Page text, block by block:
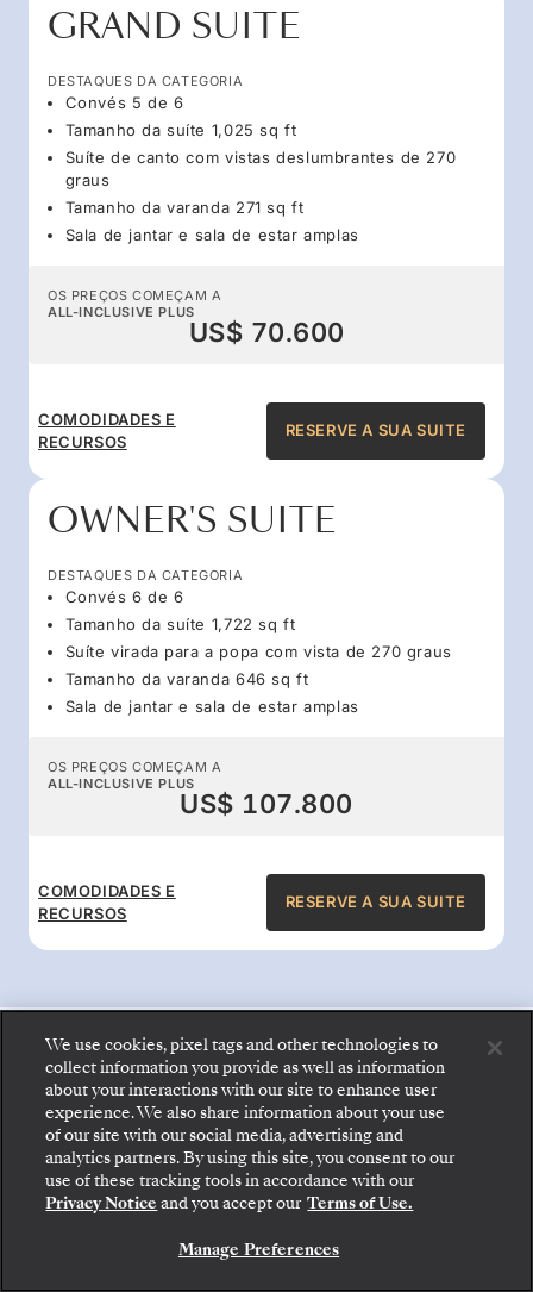
GRAND SUITE
DESTAQUES DA CATEGORIA
Convés 5 de 6
Tamanho da suíte 1,025 sq ft
Suíte de canto com vistas deslumbrantes de 270
graus
Tamanho da varanda 271 sq ft
Sala de jantar e sala de estar amplas
OS PREÇOS COMEÇAM A
ALL-INCLUSIVE PLUS
US$ 70.600
COMODIDADES E
RECURSOS
RESERVE A SUA SUITE
OWNER'S SUITE
DESTAQUES DA CATEGORIA
Convés 6 de 6
Tamanho da suíte 1,722 sq ft
Suíte virada para a popa com vista de 270 graus
Tamanho da varanda 646 sq ft
Sala de jantar e sala de estar amplas
OS PREÇOS COMEÇAM A
ALL-INCLUSIVE PLUS
US$ 107.800
COMODIDADES E
RECURSOS
RESERVE A SUA SUITE
Benefícios a bordo com tudo
incluído
Desfrute de refeições gourmet 24 horas,
serviço de mordomo, entretenimento
excecional e bebidas da melhor qualidade: a
Embarque: escolha sua suíte e confira as tarifas e
os serviços inclusos antes de confirmar com
segurança sua viagem com a Silversea.
RESERVE A SUA SUITE
We use cookies, pixel tags and other technologies to
collect information you provide as well as information
about your interactions with our site to enhance user
experience. We also share information about your use
of our site with our social media, advertising and
analytics partners. By using this site, you consent to our
use of these tracking tools in accordance with our
Privacy Notice and you accept our Terms of Use.
Manage Preferences